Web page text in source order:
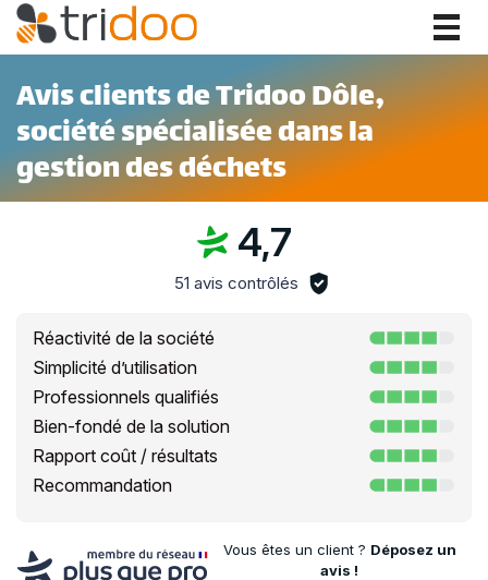
Avis clients de Tridoo Dôle,
société spécialisée dans la
gestion des déchets
4,7
51 avis contrôlés
Réactivité de la société
Simplicité d’utilisation
Professionnels qualifiés
Bien-fondé de la solution
Rapport coût / résultats
Recommandation
Vous êtes un client ? Déposez un
avis !